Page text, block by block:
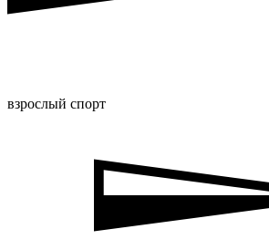
взрослый спорт